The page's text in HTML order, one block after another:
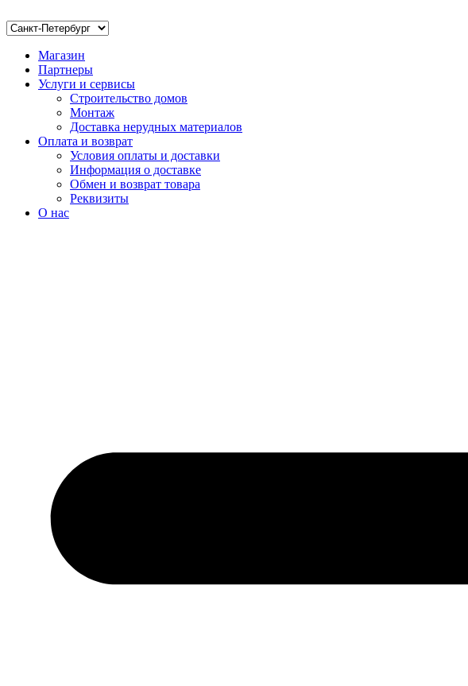
Магазин
Партнеры
Услуги и сервисы
Строительство домов
Монтаж
Доставка нерудных материалов
Оплата и возврат
Условия оплаты и доставки
Информация о доставке
Обмен и возврат товара
Реквизиты
О нас